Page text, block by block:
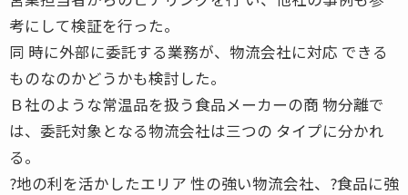
考にして検証を行った。
同 時に外部に委託する業務が、物流会社に対応 できる
ものなのかどうかも検討した。
Ｂ社のような常温品を扱う食品メーカーの商 物分離で
は、委託対象となる物流会社は三つの タイプに分かれ
る。
?地の利を活かしたエリア 性の強い物流会社、?食品に強